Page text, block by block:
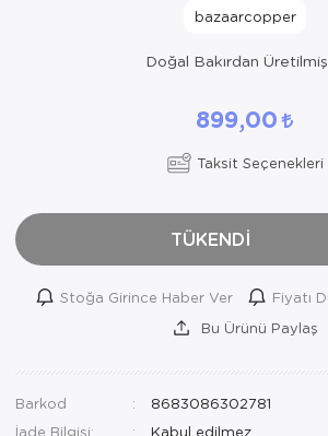
bazaarcopper
Doğal Bakırdan
899,00
Taksit Seçenekleri
TÜKENDİ
Stoğa Girince Haber Ver
Fiyatı
Bu Ürünü Paylaş
Barkod
8683086302781
İade Bilgisi: